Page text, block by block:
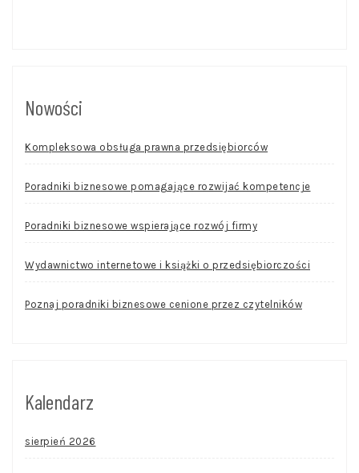
Nowości
Kompleksowa obsługa prawna przedsiębiorców
Poradniki biznesowe pomagające rozwijać kompetencje
Poradniki biznesowe wspierające rozwój firmy
Wydawnictwo internetowe i książki o przedsiębiorczości
Poznaj poradniki biznesowe cenione przez czytelników
Kalendarz
sierpień 2026